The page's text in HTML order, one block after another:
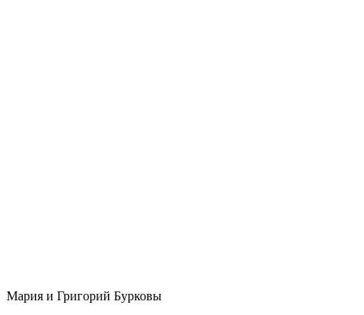
Мария и Григорий Бурковы